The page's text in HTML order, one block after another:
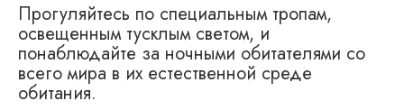
Прогуляйтесь по специальным тропам,
освещенным тусклым светом, и
понаблюдайте за ночными обитателями со
всего мира в их естественной среде
обитания.